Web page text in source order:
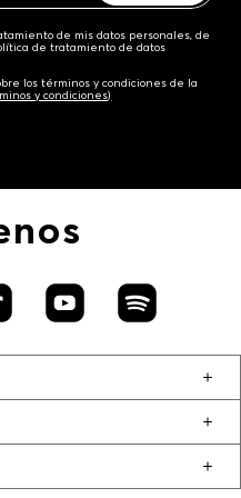
de mis datos personales, de
de tratamiento de datos
los términos y condiciones de la
y condiciones)